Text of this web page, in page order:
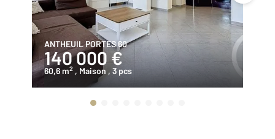
ANTHEUIL PORTES 60
140 000 €
60,6 m2 , Maison , 3 pcs